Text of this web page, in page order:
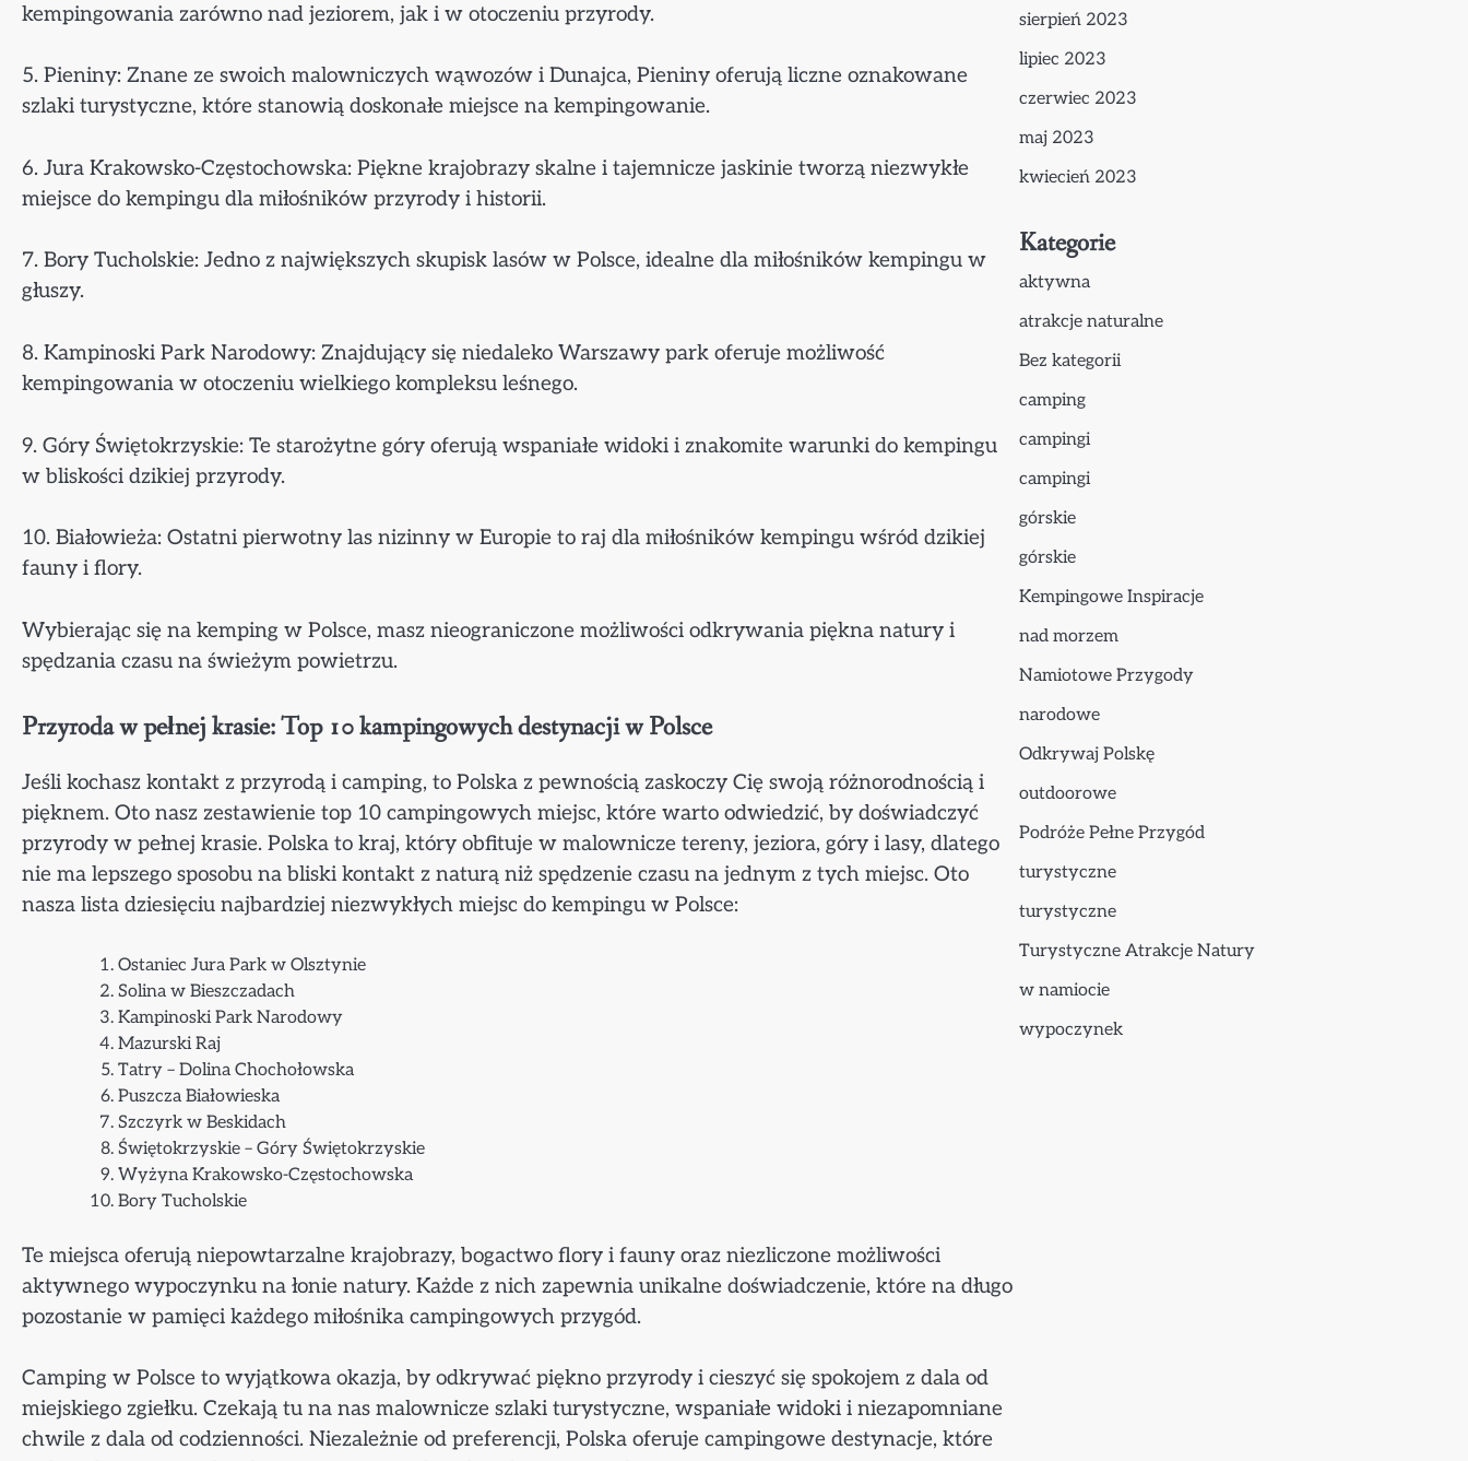
kempingowania zarówno nad jeziorem, jak i w otoczeniu przyrody.
5. Pieniny: Znane ze swoich malowniczych wąwozów i Dunajca, Pieniny oferują liczne oznakowane
szlaki turystyczne, które stanowią doskonałe miejsce na kempingowanie.
6. Jura Krakowsko-Częstochowska: Piękne krajobrazy skalne i tajemnicze jaskinie tworzą niezwykłe
miejsce do kempingu dla miłośników przyrody i historii.
7. Bory Tucholskie: Jedno z największych skupisk lasów w Polsce, idealne dla miłośników kempingu w
głuszy.
8. Kampinoski Park Narodowy: Znajdujący się niedaleko Warszawy park oferuje możliwość
kempingowania w otoczeniu wielkiego kompleksu leśnego.
9. Góry Świętokrzyskie: Te starożytne góry oferują wspaniałe widoki i znakomite warunki do kempingu
w bliskości dzikiej przyrody.
10. Białowieża: Ostatni pierwotny las nizinny w Europie to raj dla miłośników kempingu wśród dzikiej
fauny i flory.
Wybierając się na kemping w Polsce, masz nieograniczone możliwości odkrywania piękna natury i
spędzania czasu na świeżym powietrzu.
Przyroda w pełnej krasie: Top 10 kampingowych destynacji w Polsce
Jeśli kochasz kontakt z przyrodą i camping, to Polska z pewnością zaskoczy Cię swoją różnorodnością i
pięknem. Oto nasz zestawienie top 10 campingowych miejsc, które warto odwiedzić, by doświadczyć
przyrody w pełnej krasie. Polska to kraj, który obfituje w malownicze tereny, jeziora, góry i lasy, dlatego
nie ma lepszego sposobu na bliski kontakt z naturą niż spędzenie czasu na jednym z tych miejsc. Oto
nasza lista dziesięciu najbardziej niezwykłych miejsc do kempingu w Polsce:
Ostaniec Jura Park w Olsztynie
Solina w Bieszczadach
Kampinoski Park Narodowy
Mazurski Raj
Tatry – Dolina Chochołowska
Puszcza Białowieska
Szczyrk w Beskidach
Świętokrzyskie – Góry Świętokrzyskie
Wyżyna Krakowsko-Częstochowska
Bory Tucholskie
Te miejsca oferują niepowtarzalne krajobrazy, bogactwo flory i fauny oraz niezliczone możliwości
aktywnego wypoczynku na łonie natury. Każde z nich zapewnia unikalne doświadczenie, które na długo
pozostanie w pamięci każdego miłośnika campingowych przygód.
Camping w Polsce to wyjątkowa okazja, by odkrywać piękno przyrody i cieszyć się spokojem z dala od
miejskiego zgiełku. Czekają tu na nas malownicze szlaki turystyczne, wspaniałe widoki i niezapomniane
chwile z dala od codzienności. Niezależnie od preferencji, Polska oferuje campingowe destynacje, które
sierpień 2023
lipiec 2023
czerwiec 2023
maj 2023
kwiecień 2023
Kategorie
aktywna
atrakcje naturalne
Bez kategorii
camping
campingi
campingi
górskie
górskie
Kempingowe Inspiracje
nad morzem
Namiotowe Przygody
narodowe
Odkrywaj Polskę
outdoorowe
Podróże Pełne Przygód
turystyczne
turystyczne
Turystyczne Atrakcje Natury
w namiocie
wypoczynek